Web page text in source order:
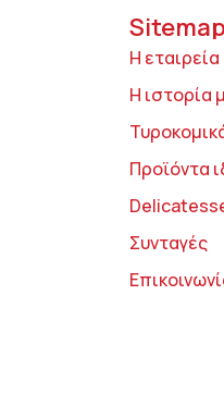
Sitemap
Η
Η ιστορία
Προϊόντα
Συνταγές